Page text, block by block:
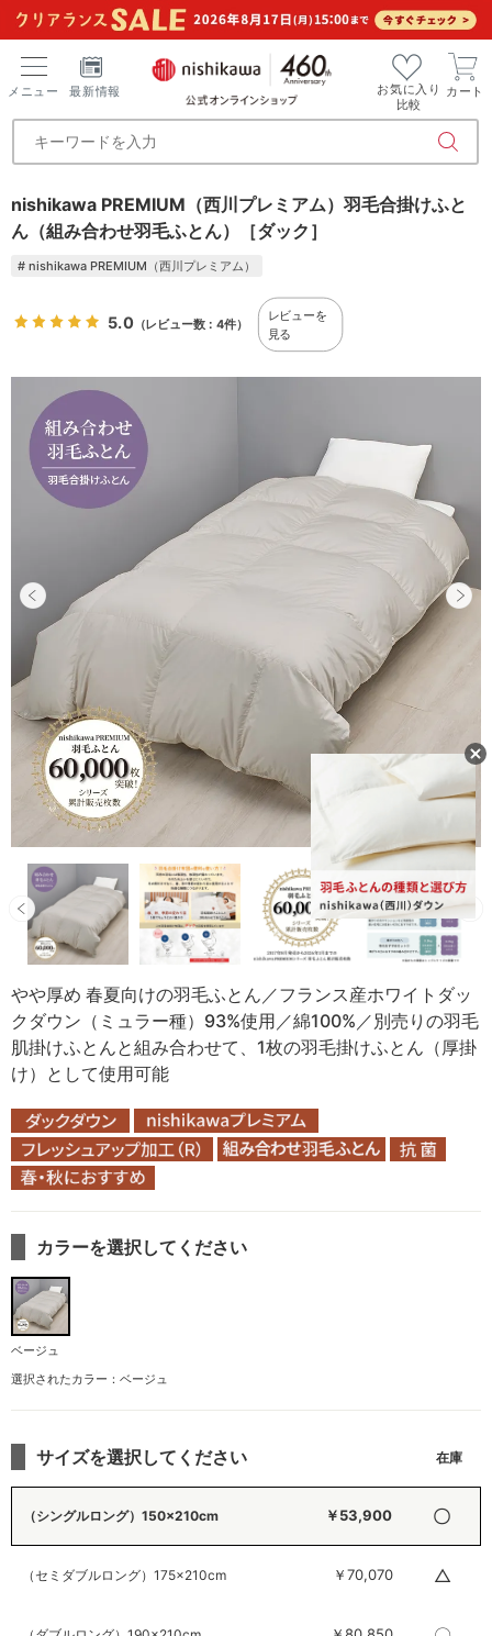
メニュー 最新情報
お気に入り
比較
カート
nishikawa PREMIUM（西川プレミアム）羽毛合掛けふと
ん（組み合わせ羽毛ふとん）［ダック］
# nishikawa PREMIUM（西川プレミアム）
5.0（レビュー数：4件）
レビューを
見る
やや厚め 春夏向けの羽毛ふとん／フランス産ホワイトダッ
クダウン（ミュラー種）93%使用／綿100%／別売りの羽毛
肌掛けふとんと組み合わせて、1枚の羽毛掛けふとん（厚掛
け）として使用可能
カラーを選択してください
ベージュ
選択されたカラー：ベージュ
サイズを選択してください
（シングルロング）150×210cm ￥53,900 〇
（セミダブルロング）175×210cm ￥70,070 △